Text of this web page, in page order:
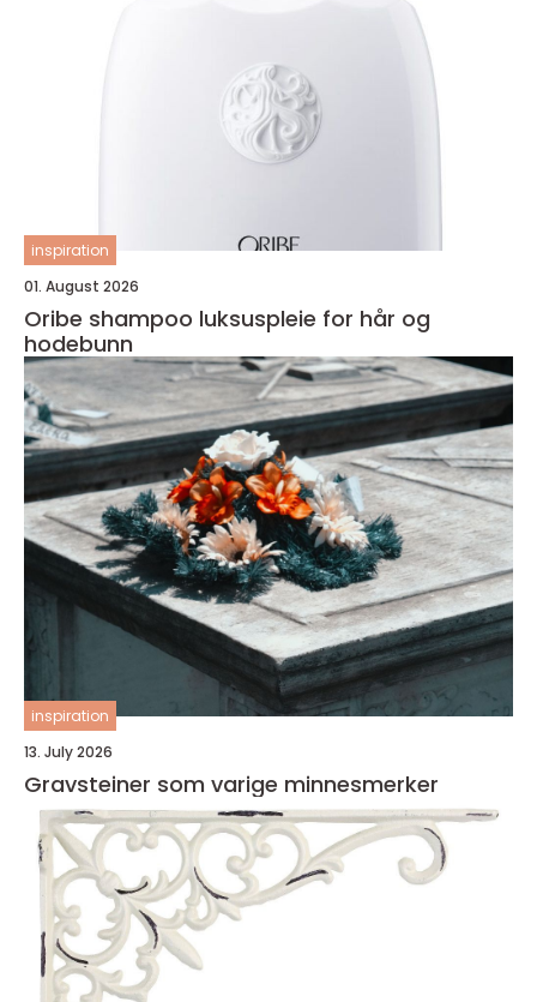
inspiration
01. August 2026
Oribe shampoo luksuspleie for hår og
hodebunn
inspiration
13. July 2026
Gravsteiner som varige minnesmerker